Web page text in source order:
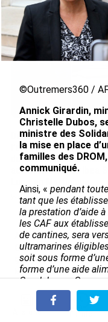
Rapport 2025 de
décisif dans les
le 07/08/2026
De Messi à Trump :
l’expérience
du Martiniquais Benoît
au service du Karibea
le 07/08/2026
Après 5 ans à la
Olivier Cotta prend la
générale de...
le 05/08/2026
En juin 2026, les prix à
consommation
À la une
©Outremers360 /
Annick Girardin,
Christelle Dubos,
ministre des
la mise en place
familles des
communiqué.
Ainsi, « pendant
tant que les
la prestation d’aide
les CAF aux
de cantines, sera
ultramarines
soit sous forme
forme d’une aide
Guadeloupe,
Mayotte auront en
aide directe qui